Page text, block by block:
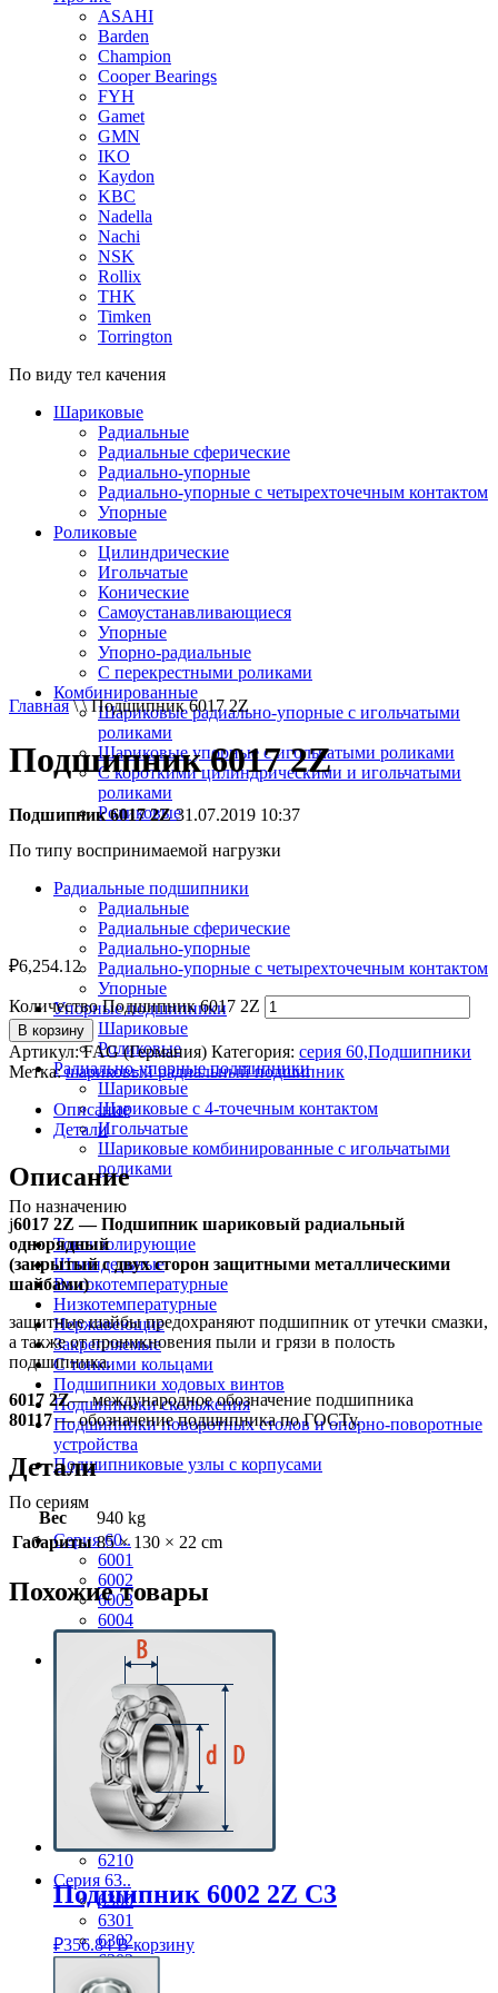
ASAHI
Barden
Champion
Cooper Bearings
FYH
Gamet
GMN
IKO
Kaydon
KBC
Nadella
Nachi
NSK
Rollix
THK
Timken
Torrington
По виду тел качения
Шариковые
Радиальные
Радиальные сферические
Радиально-упорные
Радиально-упорные с четырехточечным контактом
Упорные
Роликовые
Цилиндрические
Игольчатые
Конические
Самоустанавливающиеся
Упорные
Упорно-радиальные
C перекрестными роликами
Комбинированные
Шариковые радиально-упорные с игольчатыми
роликами
Шариковые упорные с игольчатыми роликами
С короткими цилиндрическими и игольчатыми
роликами
Роликовые
По типу воспринимаемой нагрузки
Радиальные подшипники
Радиальные
Радиальные сферические
Радиально-упорные
Радиально-упорные с четырехточечным контактом
Упорные
Упорные подшипники
Шариковые
Роликовые
Радиально-упорные подшипники
Шариковые
Шариковые с 4-точечным контактом
Игольчатые
Шариковые комбинированные с игольчатыми
роликами
По назначению
Токоизолирующие
Шпиндельные
Высокотемпературные
Низкотемпературные
Нержавеющие
Закрепляемые
С тонкими кольцами
Подшипники ходовых винтов
Подшипники скольжения
Подшипники поворотных столов и опорно-поворотные
устройства
Подшипниковые узлы с корпусами
По сериям
Серия 60..
6001
6002
6003
6004
Серия 62..
6201
6202
6203
6204
6205
6206
6207
6208
6209
6210
Серия 63..
6300
6301
6302
6303
6304
Главная\ \ Подшипник 6017 2Z
Подшипник 6017 2Z
Подшипник 6017 2Z31.07.2019 10:37
₽6,254.12
Количество Подшипник 6017 2Z
В корзину
Артикул:FAG (Германия) Категория: серия 60,Подшипники
Метка:шариковый радиальный подшипник
Описание
Детали
Описание
ј6017 2Z — Подшипник шариковый радиальный
однорядный
(закрытый с двух сторон защитными металлическими
шайбами)
защитные шайбы предохраняют подшипник от утечки смазки,
а также от проникновения пыли и грязи в полость
подшипника.
6017 2Z— международное обозначение подшипника
80117— обозначение подшипника по ГОСТу.
Детали
Вес
940 kg
Габариты 85 × 130 × 22 cm
Похожие товары
Подшипник 6002 2Z C3
₽356.84 В корзину